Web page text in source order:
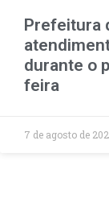
Prefeitura
durante o
feira
7 de agosto de